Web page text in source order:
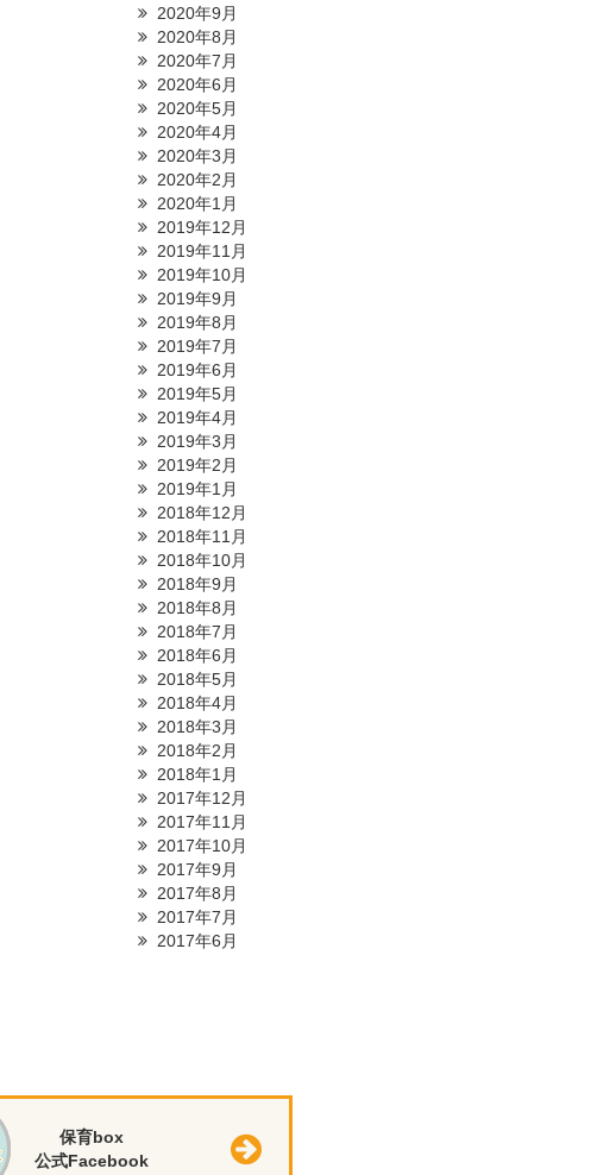
2020年9月
2020年8月
2020年7月
2020年6月
2020年5月
2020年4月
2020年3月
2020年2月
2020年1月
2019年12月
2019年11月
2019年10月
2019年9月
2019年8月
2019年7月
2019年6月
2019年5月
2019年4月
2019年3月
2019年2月
2019年1月
2018年12月
2018年11月
2018年10月
2018年9月
2018年8月
2018年7月
2018年6月
2018年5月
2018年4月
2018年3月
2018年2月
2018年1月
2017年12月
2017年11月
2017年10月
2017年9月
2017年8月
2017年7月
2017年6月
保育box
公式Facebook